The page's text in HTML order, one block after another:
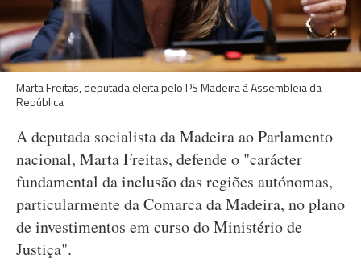
Marta Freitas, deputada eleita pelo PS Madeira à Assembleia da
República
A deputada socialista da Madeira ao Parlamento
nacional, Marta Freitas, defende o "carácter
fundamental da inclusão das regiões autónomas,
particularmente da Comarca da Madeira, no plano
de investimentos em curso do Ministério de
Justiça".